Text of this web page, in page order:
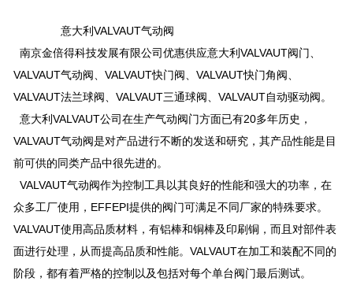
意大利VALVAUT气动阀
南京金倍得科技发展有限公司优惠供应意大利VALVAUT阀门、
VALVAUT气动阀、VALVAUT快门阀、VALVAUT快门角阀、
VALVAUT法兰球阀、VALVAUT三通球阀、VALVAUT自动驱动阀。
意大利VALVAUT公司在生产气动阀门方面已有20多年历史，
VALVAUT气动阀是对产品进行不断的发送和研究，其产品性能是目
前可供的同类产品中很先进的。
VALVAUT气动阀作为控制工具以其良好的性能和强大的功率，在
众多工厂使用，EFFEPI提供的阀门可满足不同厂家的特殊要求。
VALVAUT使用高品质材料，有铝棒和铜棒及印刷铜，而且对部件表
面进行处理，从而提高品质和性能。VALVAUT在加工和装配不同的
阶段，都有着严格的控制以及包括对每个单台阀门最后测试。